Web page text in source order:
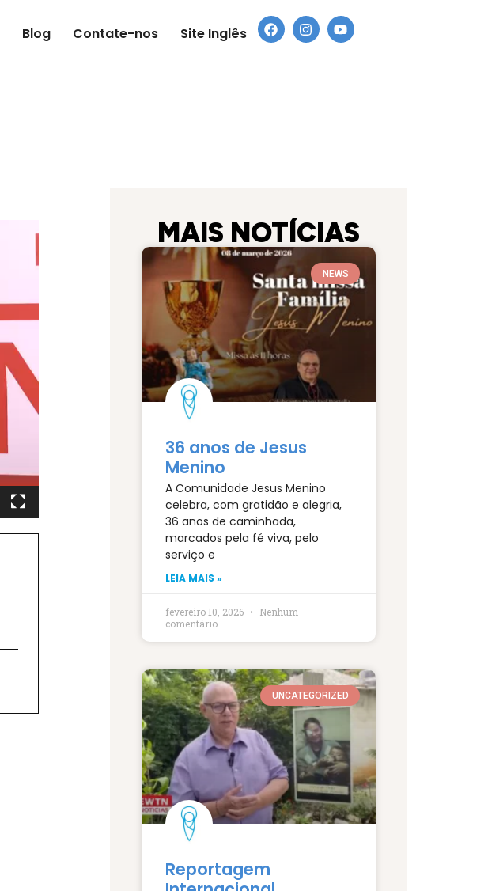
Blog Contate-nos Site Inglês
MAIS NOTÍCIAS
NEWS
36 anos de Jesus
Menino
A Comunidade Jesus Menino
celebra, com gratidão e alegria,
36 anos de caminhada,
marcados pela fé viva, pelo
serviço e
LEIA MAIS »
fevereiro 10, 2026
Nenhum
comentário
UNCATEGORIZED
Reportagem